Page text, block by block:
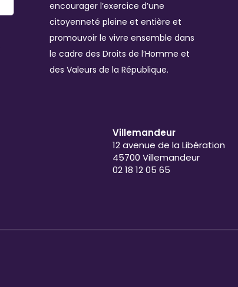
encourager l’exercice d’une
citoyenneté pleine et entière et
promouvoir le vivre ensemble dans
le cadre des Droits de l’Homme et
des Valeurs de la République.
Villemandeur
12 avenue de la Libération
45700 Villemandeur
02 18 12 05 65